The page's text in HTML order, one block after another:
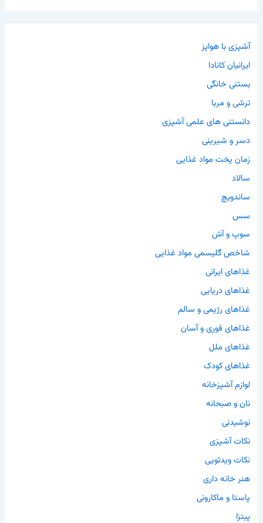
آشپزی با هواپز
ایرانیان کانادا
بستنی خانگی
ترشی و مربا
دانستنی های علمی آشپزی
دسر و شیرینی
زمان پخت مواد غذایی
سالاد
ساندویچ
سس
سوپ و آش
شاخص گلیسمی مواد غذایی
غذاهای ایرانی
غذاهای دریایی
غذاهای رژیمی و سالم
غذاهای فوری و آسان
غذاهای ملل
غذاهای کودک
لوازم آشپزخانه
نان و صبحانه
نوشیدنی
نکات آشپزی
نکات ویدئویی
هنر خانه داری
پاستا و ماکارونی
پیتزا